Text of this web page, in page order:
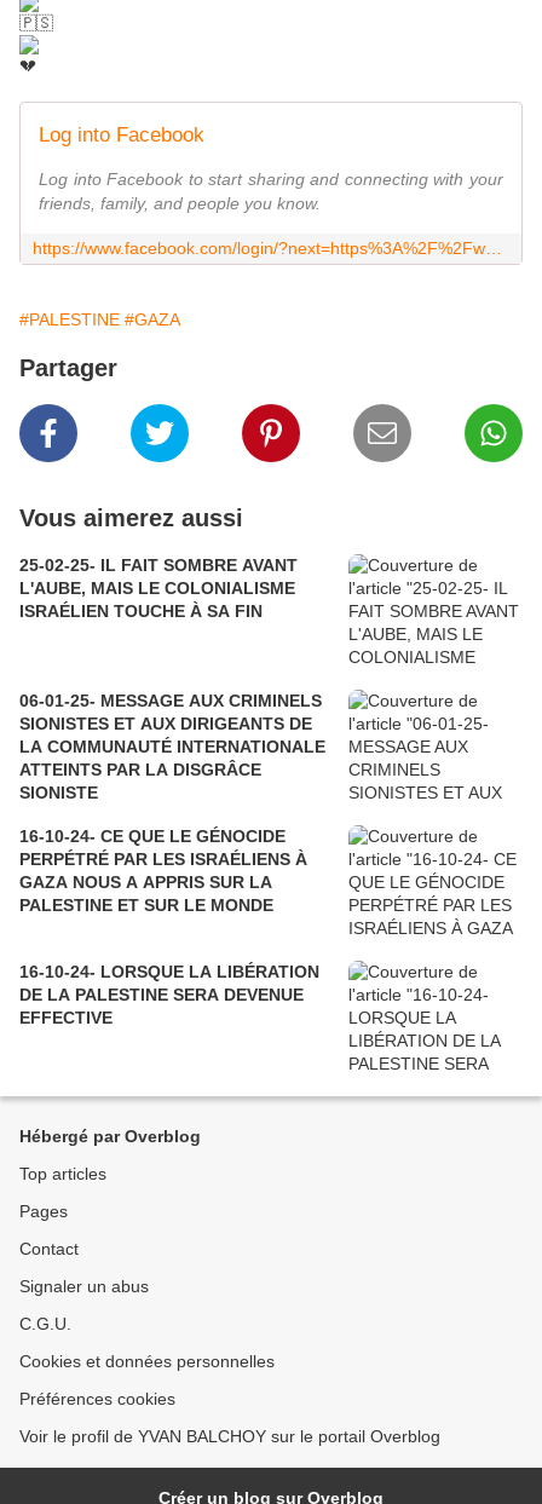
Log into Facebook
Log into Facebook to start sharing and connecting with your
friends, family, and people you know.
#PALESTINE #GAZA
Partager
Vous aimerez aussi
25-02-25- IL FAIT SOMBRE AVANT
L'AUBE, MAIS LE COLONIALISME
ISRAÉLIEN TOUCHE À SA FIN
06-01-25- MESSAGE AUX CRIMINELS
SIONISTES ET AUX DIRIGEANTS DE
LA COMMUNAUTÉ INTERNATIONALE
ATTEINTS PAR LA DISGRÂCE
SIONISTE
16-10-24- CE QUE LE GÉNOCIDE
PERPÉTRÉ PAR LES ISRAÉLIENS À
GAZA NOUS A APPRIS SUR LA
PALESTINE ET SUR LE MONDE
16-10-24- LORSQUE LA LIBÉRATION
DE LA PALESTINE SERA DEVENUE
EFFECTIVE
Hébergé par Overblog
Top articles
Pages
Contact
Signaler un abus
C.G.U.
Cookies et données personnelles
Préférences cookies
Voir le profil de YVAN BALCHOY sur le portail Overblog
Créer un blog sur Overblog